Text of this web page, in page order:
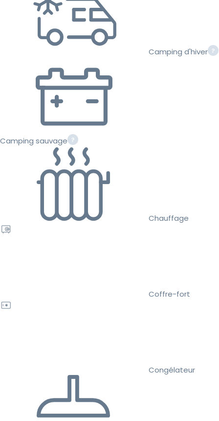
Camping d'hiver
Camping sauvage
Chauffage
Coffre-fort
Congélateur